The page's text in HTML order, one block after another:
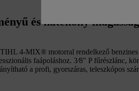
és hatékony
4-MIX® motorral rendelkező benzines
faápoláshoz. 3⁄8" P fűrészlánc,
a profi, gyorszáras, teleszkópos